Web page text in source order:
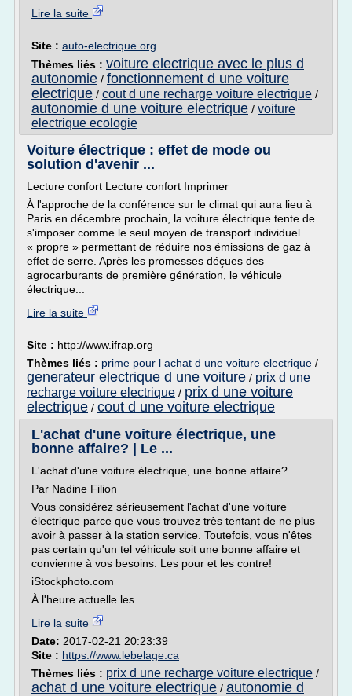
Lire la suite
Site : auto-electrique.org
Thèmes liés : voiture electrique avec le plus d
autonomie / fonctionnement d une voiture
electrique / cout d une recharge voiture electrique /
autonomie d une voiture electrique / voiture
electrique ecologie
Voiture électrique : effet de mode ou
solution d'avenir ...
Lecture confort Lecture confort Imprimer
À l'approche de la conférence sur le climat qui aura lieu à
Paris en décembre prochain, la voiture électrique tente de
s'imposer comme le seul moyen de transport individuel
« propre » permettant de réduire nos émissions de gaz à
effet de serre. Après les promesses déçues des
agrocarburants de première génération, le véhicule
électrique...
Lire la suite
Site : http://www.ifrap.org
Thèmes liés : prime pour l achat d une voiture electrique /
generateur electrique d une voiture / prix d une
recharge voiture electrique / prix d une voiture
electrique / cout d une voiture electrique
L'achat d'une voiture électrique, une
bonne affaire? | Le ...
L'achat d'une voiture électrique, une bonne affaire?
Par Nadine Filion
Vous considérez sérieusement l'achat d'une voiture
électrique parce que vous trouvez très tentant de ne plus
avoir à passer à la station service. Toutefois, vous n'êtes
pas certain qu'un tel véhicule soit une bonne affaire et
convienne à vos besoins. Les pour et les contre!
iStockphoto.com
À l'heure actuelle les...
Lire la suite
Date: 2017-02-21 20:23:39
Site : https://www.lebelage.ca
Thèmes liés : prix d une recharge voiture electrique /
achat d une voiture electrique / autonomie d